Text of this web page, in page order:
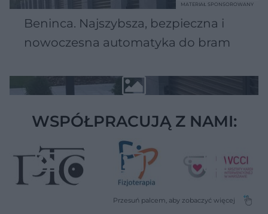
Beninca. Najszybsza, bezpieczna i
nowoczesna automatyka do bram
MATERIAŁ SPONSOROWANY
WSPÓŁPRACUJĄ Z NAMI: